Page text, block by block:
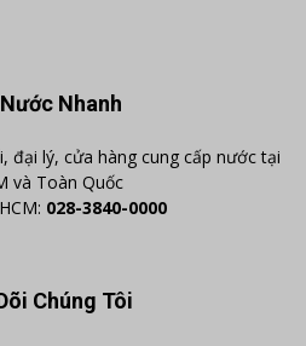
Nhanh
đại lý, cửa hàng cung cấp nước tại
và Toàn Quốc
028-3840-0000
Chúng Tôi